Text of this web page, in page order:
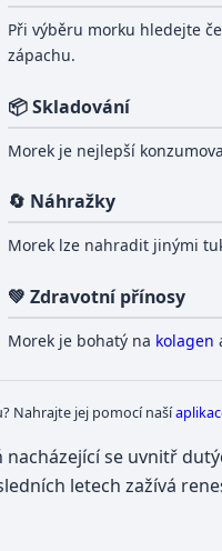
Při výběru morku hledejte
zápachu.
📦 Skladování
Morek je nejlepší
🔄 Náhražky
Morek lze nahradit jinými
💚 Zdravotní přínosy
Morek je bohatý na kolagen
Nahrajte jej pomocí naší
se uvnitř
letech zažívá